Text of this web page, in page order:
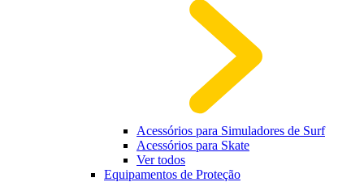
Acessórios para Simuladores de Surf
Acessórios para Skate
Ver todos
Equipamentos de Proteção